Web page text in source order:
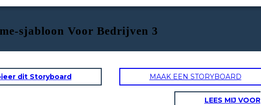
sjabloon Voor Bedrijven 3
dit Storyboard MAAK EEN STORYBOARD
LEES MIJ VOOR